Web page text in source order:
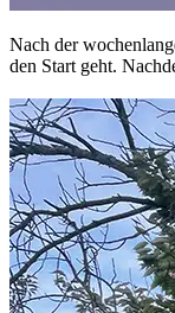
Nach der
den Start geht.